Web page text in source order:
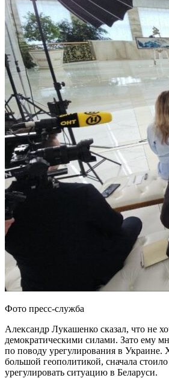
Фото пресс-служба
Александр Лукашенко сказал, что не
демократическими силами. Зато ему
по поводу урегулирования в Украине.
большой геополитикой, сначала
урегулировать ситуацию в Беларуси.